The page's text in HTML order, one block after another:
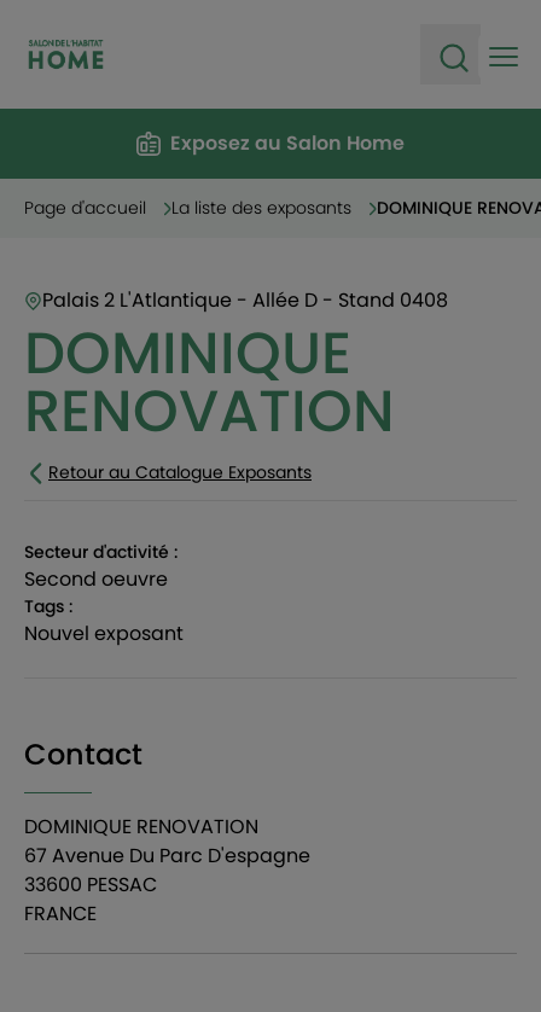
Exposez au Salon Home
Page d'accueil La liste des exposants DOMINIQUE
Palais 2 L'Atlantique - Allée D - Stand 0408
DOMINIQUE
RENOVATION
Retour au Catalogue Exposants
Secteur d'activité :
second oeuvre
Tags :
nouvel exposant
Contact
DOMINIQUE RENOVATION
67 Avenue Du Parc D'espagne
33600 PESSAC
FRANCE